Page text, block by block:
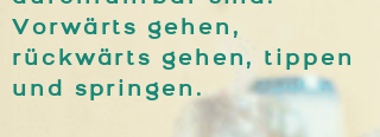
Vorwärts gehen,
rückwärts gehen, tippen
und springen.